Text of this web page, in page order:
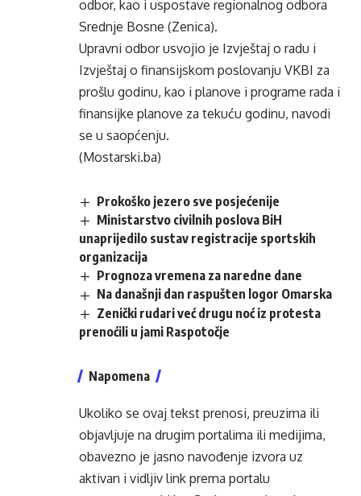
odbor, kao i uspostave regionalnog odbora
Srednje Bosne (Zenica).
Upravni odbor usvojio je Izvještaj o radu i
Izvještaj o finansijskom poslovanju VKBI za
prošlu godinu, kao i planove i programe rada i
finansijke planove za tekuću godinu, navodi
se u saopćenju.
(Mostarski.ba)
Prokoško jezero sve posjećenije
Ministarstvo civilnih poslova BiH
unaprijedilo sustav registracije sportskih
organizacija
Prognoza vremena za naredne dane
Na današnji dan raspušten logor Omarska
Zenički rudari već drugu noć iz protesta
prenoćili u jami Raspotočje
Napomena
Ukoliko se ovaj tekst prenosi, preuzima ili
objavljuje na drugim portalima ili medijima,
obavezno je jasno navođenje izvora uz
aktivan i vidljiv link prema portalu